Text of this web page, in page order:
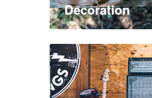
Decoration